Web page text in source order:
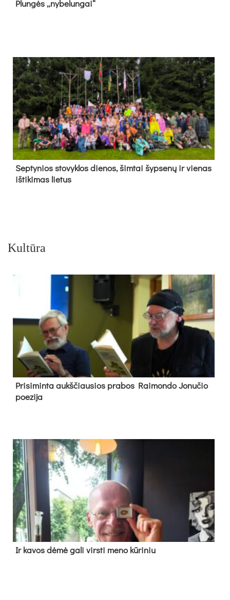
Plun­gės „ny­be­lun­gai“
Sep­ty­nios sto­vyk­los die­nos, šim­tai šyp­se­nų ir vie­nas
iš­ti­ki­mas lie­tus
Kultūra
Pri­si­min­ta aukš­čiau­sios pra­bos Rai­mon­do Jo­nu­čio
poe­zi­ja
Ir ka­vos dė­mė ga­li virs­ti me­no kū­ri­niu